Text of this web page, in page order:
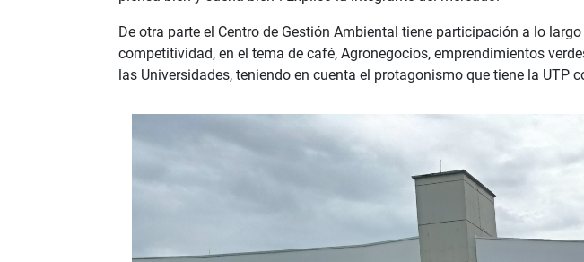
De otra parte el Centro de Gestión Ambiental tiene participación a lo
competitividad, en el tema de café, Agronegocios, emprendimientos
las Universidades, teniendo en cuenta el protagonismo que tiene la